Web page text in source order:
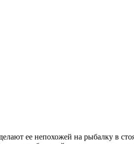
ее непохожей на рыбалку в